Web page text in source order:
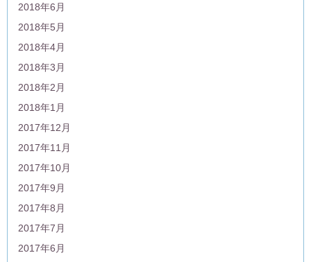
2018年6月
2018年5月
2018年4月
2018年3月
2018年2月
2018年1月
2017年12月
2017年11月
2017年10月
2017年9月
2017年8月
2017年7月
2017年6月